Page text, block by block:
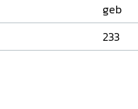
geb
233